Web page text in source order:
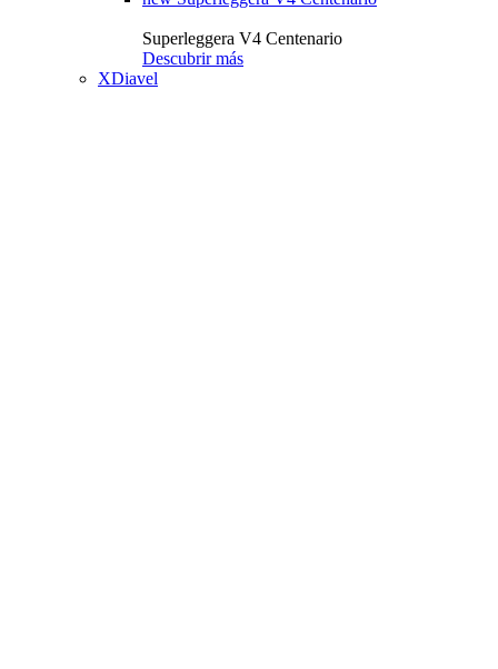
Superleggera V4 Centenario
Descubrir más
XDiavel